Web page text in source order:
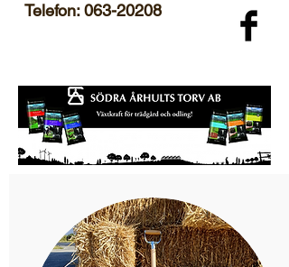
Telefon:063-20208